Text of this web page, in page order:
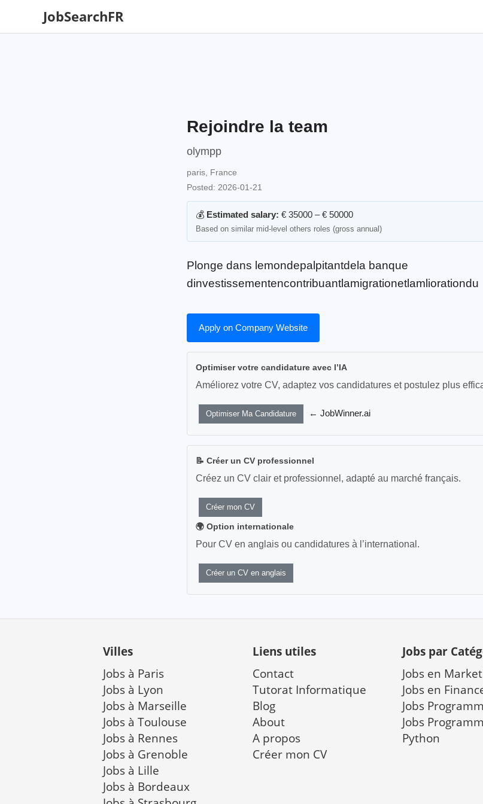
JobSearchFR
Rejoindre la team
olympp
paris, France
Posted: 2026-01-21
💰 Estimated salary: € 35000 – € 50000
Based on similar mid-level others roles (gross annual)
Plonge dans lemondepalpitantdela banque
dinvestissementencontribuantlamigrationetlamliorationdu
Apply on Company Website
Optimiser votre candidature avec l’IA
Améliorez votre CV, adaptez vos candidatures et postulez plus
Optimiser Ma Candidature ← JobWinner.ai
📝 Créer un CV professionnel
Créez un CV clair et professionnel, adapté au marché français.
Créer mon CV
🌍 Option internationale
Pour CV en anglais ou candidatures à l’international.
Créer un CV en anglais
Villes
Jobs à Paris
Jobs à Lyon
Jobs à Marseille
Jobs à Toulouse
Jobs à Rennes
Jobs à Grenoble
Jobs à Lille
Jobs à Bordeaux
Liens utiles
Contact
Tutorat Informatique
Blog
About
A propos
Créer mon CV
Jobs par
Jobs en
Jobs en
Jobs
Jobs
Python